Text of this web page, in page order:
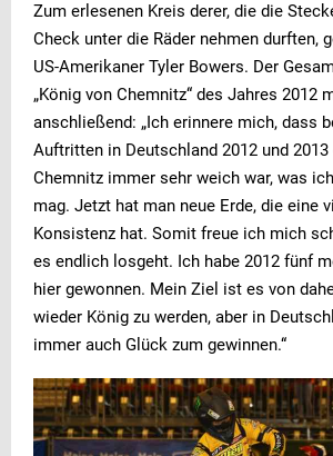
Zum erlesenen Kreis derer, die die
Check unter die Räder nehmen durften,
US-Amerikaner Tyler Bowers. Der
„König von Chemnitz“ des Jahres 2012
anschließend: „Ich erinnere mich, dass
Auftritten in Deutschland 2012 und 2013
Chemnitz immer sehr weich war, was
mag. Jetzt hat man neue Erde, die eine
Konsistenz hat. Somit freue ich mich
es endlich losgeht. Ich habe 2012 fünf
hier gewonnen. Mein Ziel ist es von
wieder König zu werden, aber in
immer auch Glück zum gewinnen.“